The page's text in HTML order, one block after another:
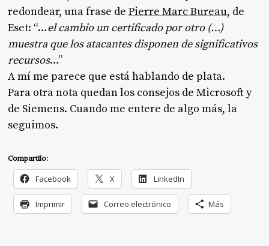
redondear, una frase dePierre Marc Bureau, de
Eset: “…el cambio un certificado por otro (…)
muestra que los atacantes disponen de significativos
recursos…”
A mí me parece que está hablando de plata.
Para otra nota quedan los consejos de Microsoft y
de Siemens. Cuando me entere de algo más, la
seguimos.
Compartilo:
Facebook X LinkedIn
Imprimir Correo electrónico Más